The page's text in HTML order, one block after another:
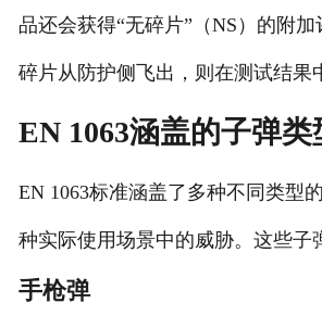
品还会获得“无碎片”（NS）的附
碎片从防护侧飞出，则在测试结果
EN 1063涵盖的子弹类
EN 1063标准涵盖了多种不同类型
种实际使用场景中的威胁。这些子
手枪弹